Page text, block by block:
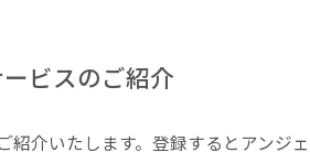
ビスのご紹介
紹介いたします。登録するとアンジ